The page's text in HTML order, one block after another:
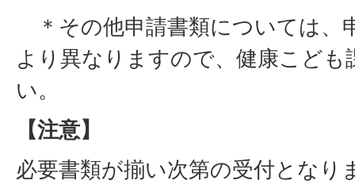
＊その他申請書類については、
より異なりますので、健康こども
い。
【注意】
必要書類が揃い次第の受付となり